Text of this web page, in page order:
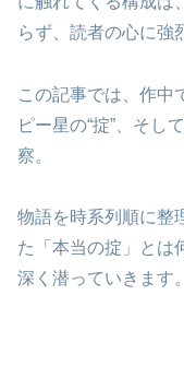
らず、読者の心に強
この記事では、作中
ピー星の“掟”、そし
察。
物語を時系列順に整
た「本当の掟」とは
深く潜っていきます。